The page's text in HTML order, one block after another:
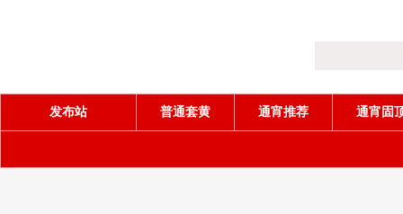
发布站 普通套黄 通宵推荐 通宵固